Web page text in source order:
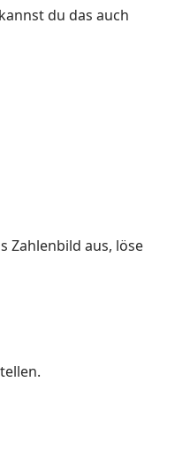
du das auch
Zahlenbild aus, löse